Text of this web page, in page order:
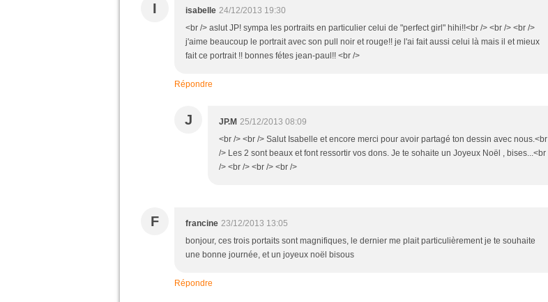
I isabelle 24/12/2013 19:30
<br /> aslut JP! sympa les portraits en particulier celui de "perfect girl" hihi!!<br /> <br /> <br />
j'aime beaucoup le portrait avec son pull noir et rouge!! je l'ai fait aussi celui là mais il et mieux
fait ce portrait !! bonnes fétes jean-paul!! <br />
Répondre
J JP.M 25/12/2013 08:09
<br /> <br /> Salut Isabelle et encore merci pour avoir partagé ton dessin avec nous.<br
/> Les 2 sont beaux et font ressortir vos dons. Je te sohaite un Joyeux Noël , bises...<br
/> <br /> <br /> <br />
F francine 23/12/2013 13:05
bonjour, ces trois portaits sont magnifiques, le dernier me plait particulièrement je te souhaite
une bonne journée, et un joyeux noël bisous
Répondre